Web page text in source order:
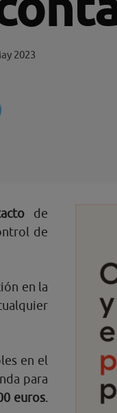
2023
de
de
en la
en el
para
euros.